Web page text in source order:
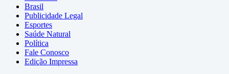
Brasil
Publicidade Legal
Esportes
Saúde Natural
Política
Fale Conosco
Edição Impressa